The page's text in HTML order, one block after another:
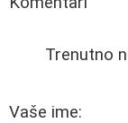
Trenutno
Vaše ime: